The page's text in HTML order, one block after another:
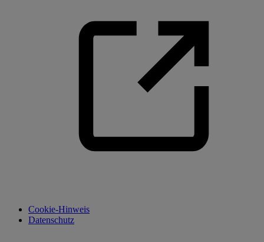
Cookie-Hinweis
Datenschutz